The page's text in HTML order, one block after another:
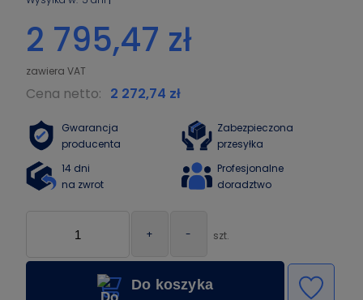
2 795,47 zł
Cena netto: 2 272,74 zł
Gwarancja
producenta
Zabezpieczona
przesyłka
14 dni
na zwrot
Profesjonalne
doradztwo
+ - szt.
Do koszyka